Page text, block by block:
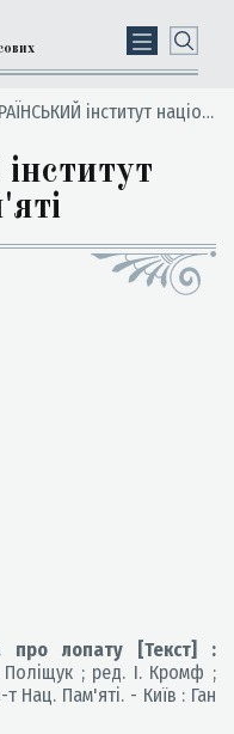
інститут національної пам'яті
про лопату [Текст] :
Поліщук ; ред. І. Кромф ;
Нац. Пам'яті. - Київ : Ган